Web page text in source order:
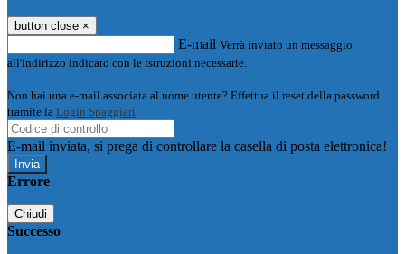
button close ×
E-mail Verrà inviato un messaggio
all'indirizzo indicato con le istruzioni necessarie.
Non hai una e-mail associata al nome utente? Effettua il reset della password
tramite la Login Spaggiari
E-mail inviata, si prega di controllare la casella di posta elettronica!
Errore
Chiudi
Successo